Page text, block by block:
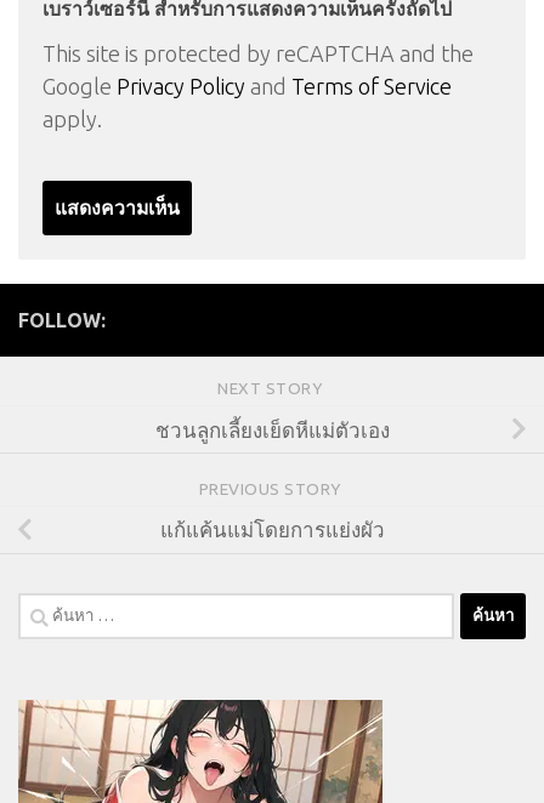
เบราว์เซอร์นี้ สำหรับการแสดงความเห็นครั้งถัดไป
This site is protected by reCAPTCHA and the
Google Privacy Policy and Terms of Service
apply.
FOLLOW:
NEXT STORY
ชวนลูกเลี้ยงเย็ดหีแม่ตัวเอง
PREVIOUS STORY
แก้แค้นแม่โดยการแย่งผัว
ค้นหา
สำหรับ: